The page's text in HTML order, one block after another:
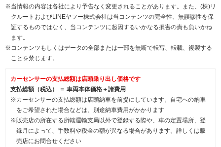
※当情報の内容は各社により予告なく変更されることがあります。また、(株)リ
クルートおよびLINEヤフー株式会社は当コンテンツの完全性、無誤謬性を保
証するものではなく、当コンテンツに起因するいかなる損害の責も負いかね
ます。
※コンテンツもしくはデータの全部または一部を無断で転写、転載、複製する
ことを禁じます。
カーセンサーの支払総額は店頭乗り出し価格です
支払総額（税込） ＝ 車両本体価格＋諸費用
※カーセンサーの支払総額は店頭納車を前提にしています。自宅への納車
をご希望された場合などは、別途納車費用がかかります
※販売店の所在する所轄運輸支局以外で登録する際や、車の定置場所、登
録月によって、手数料や税金の額が異なる場合があります。詳しくは販
売店にお問合せください